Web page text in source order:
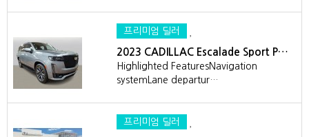
프리미엄 딜러
2023 CADILLAC Escalade Sport P…
Highlighted FeaturesNavigation
systemLane departur…
프리미엄 딜러